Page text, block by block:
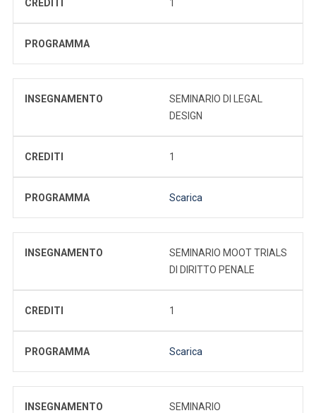
CREDITI 1
PROGRAMMA
INSEGNAMENTO
SEMINARIO DI LEGAL
DESIGN
CREDITI 1
PROGRAMMA Scarica
INSEGNAMENTO
SEMINARIO MOOT TRIALS
DI DIRITTO PENALE
CREDITI 1
PROGRAMMA Scarica
INSEGNAMENTO
SEMINARIO